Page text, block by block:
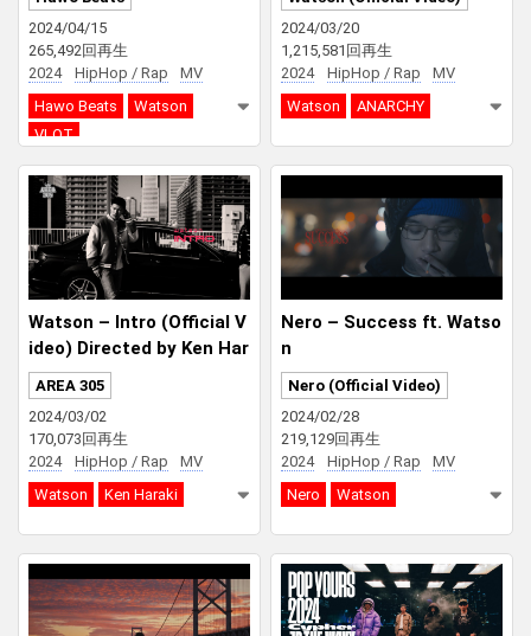
2024/04/15
265,492回再生
2024
HipHop / Rap
MV
Hawo Beats
Watson
VLOT
2024/03/20
1,215,581回再生
2024
HipHop / Rap
MV
Watson
ANARCHY
Watson – Intro (Official V
ideo) Directed by Ken Har
aki
AREA 305
2024/03/02
170,073回再生
2024
HipHop / Rap
MV
Watson
Ken Haraki
Nero – Success ft. Watso
n
Nero (Official Video)
2024/02/28
219,129回再生
2024
HipHop / Rap
MV
Nero
Watson